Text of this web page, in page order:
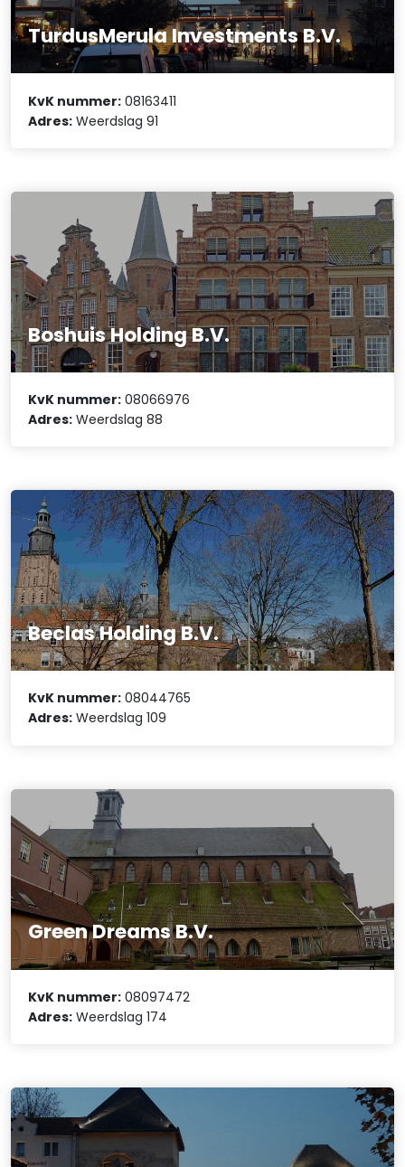
TurdusMerula Investments B.V.
KvK nummer: 08163411
Adres: Weerdslag 91
Boshuis Holding B.V.
KvK nummer: 08066976
Adres: Weerdslag 88
Beclas Holding B.V.
KvK nummer: 08044765
Adres: Weerdslag 109
Green Dreams B.V.
KvK nummer: 08097472
Adres: Weerdslag 174